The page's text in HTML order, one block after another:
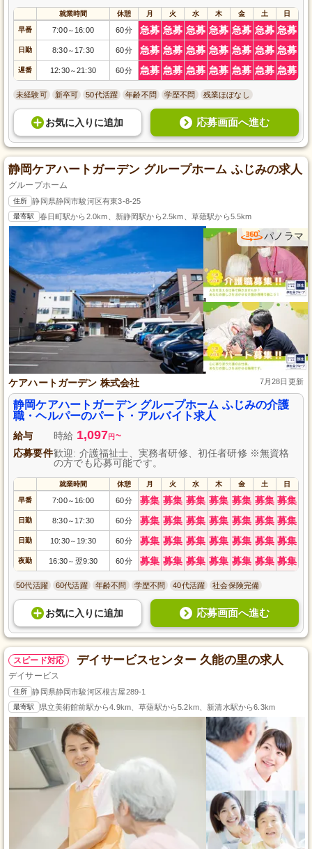
就業時間 休憩 月 火 水 木 金 土 日
早番 7:00～ 16:00 60分 急募 急募 急募 急募 急募 急募 急募
日勤 8:30～ 17:30 60分 急募 急募 急募 急募 急募 急募 急募
遅番 12:30～21:30 60分 急募 急募 急募 急募 急募 急募 急募
未経験可 新卒可 50代活躍 年齢不問 学歴不問 残業ほぼなし
お気に入り に追加 応募画面へ進む
静岡ケアハートガーデン グループホーム ふじみの求人
グループホーム
住所 静岡県静岡市駿河区有東3-8-25
最寄駅 春日町駅から2.0km、新静岡駅から2.5km、草薙駅から5.5km
パノラマ
ケアハートガーデン 株式会社 7月28日更新
静岡ケアハートガーデン グループホーム ふじみの介護
職・ヘルパーのパート・アルバイト求人
給与 時給 1,097円 ~
応募要件歓迎: 介護福祉士、実務者研修、初任者研修 ※無資格
の方でも応募可能です。
就業時間 休憩 月 火 水 木 金 土 日
早番 7:00～ 16:00 60分 募集 募集 募集 募集 募集 募集 募集
日勤 8:30～ 17:30 60分 募集 募集 募集 募集 募集 募集 募集
日勤 10:30～ 19:30 60分 募集 募集 募集 募集 募集 募集 募集
夜勤 16:30～ 翌9:30 60分 募集 募集 募集 募集 募集 募集 募集
50代活躍 60代活躍 年齢不問 学歴不問 40代活躍 社会保険完備
お気に入り に追加 応募画面へ進む
スピード対応 デイサービスセンター 久能の里の求人
デイサービス
住所 静岡県静岡市駿河区根古屋289-1
最寄駅 県立美術館前駅から4.9km、草薙駅から5.2km、新清水駅から6.3km